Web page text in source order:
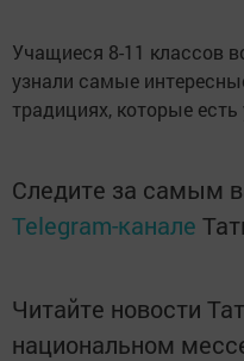
Учащиеся 8-11 классов
узнали самые
традициях, которые есть
Следите за самым
Telegram-канале
Читайте новости
национальном